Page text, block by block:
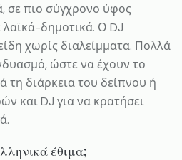
σε πιο σύγχρονο ύφος
δημοτικά. Ο DJ
χωρίς διαλείμματα. Πολλά
ώστε να έχουν το
τη διάρκεια του δείπνου ή
και DJ για να κρατήσει
έθιμα;